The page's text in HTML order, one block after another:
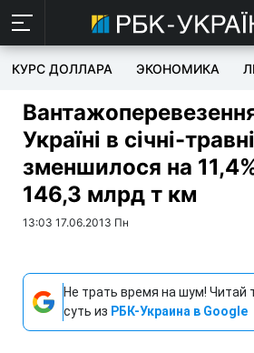
КУРС ДОЛЛАРА ЭКОНОМИКА
Україні в січні-
зменшилося на
146,3 млрд т км
13:03 17.06.2013 Пн
Не трать время на шум! Читай
суть из РБК-Украина в Google